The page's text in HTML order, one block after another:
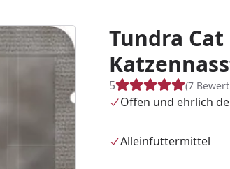
Tundra
5 (7
Offen und ehrlich
Alleinfuttermittel